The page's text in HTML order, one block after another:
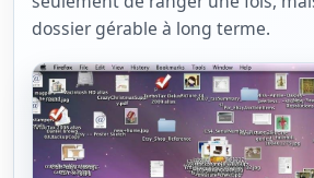
dossier gérable à long terme.